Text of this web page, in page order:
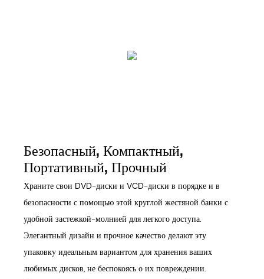
Безопасный, Компактный,
Портативный, Прочный
Храните свои DVD-диски и VCD-диски в порядке и в
безопасности с помощью этой круглой жестяной банки с
удобной застежкой-молнией для легкого доступа.
Элегантный дизайн и прочное качество делают эту
упаковку идеальным вариантом для хранения ваших
любимых дисков, не беспокоясь о их повреждении.